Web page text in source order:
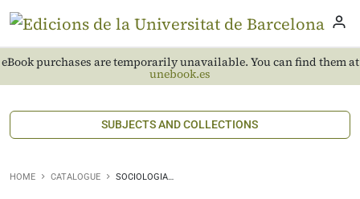
eBook purchases are temporarily unavailable. You can find them at
unebook.es
SUBJECTS AND COLLECTIONS
HOME CATALOGUE SOCIOLOGIA…